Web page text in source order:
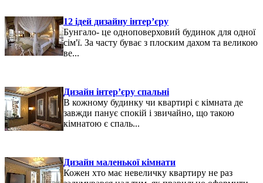
12 ідей дизайну інтер’єру
Бунгало- це одноповерховий будинок для одної
сім'ї. За часту буває з плоским дахом та великою
ве...
Дизайн інтер’єру спальні
В кожному будинку чи квартирі є кімната де
завжди панує спокій і звичайно, що такою
кімнатою є спаль...
Дизайн маленької кімнати
Кожен хто має невеличку квартиру не раз